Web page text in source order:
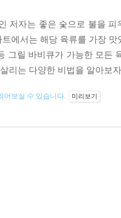
저자는 좋은 숯으로 불을
에서는 해당 육류를 가장
그릴 바비큐가 가능한 모든
리는 다양한 비법을 알아보
어보실 수 있습니다. 미리보기